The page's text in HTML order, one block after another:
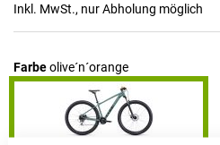
der
Inkl. MwSt., nur Abholung möglich
Farbeolive´n´orange